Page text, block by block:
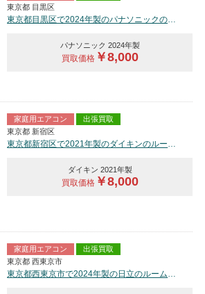
東京都 目黒区
東京都目黒区で2024年製のパナソニックのルームエアコン【中古品】を買取しました。
パナソニック 2024年製
買取価格￥8,000
家庭用エアコン
出張買取
東京都 新宿区
ダイキン 2021年製
買取価格￥8,000
家庭用エアコン
出張買取
東京都 西東京市